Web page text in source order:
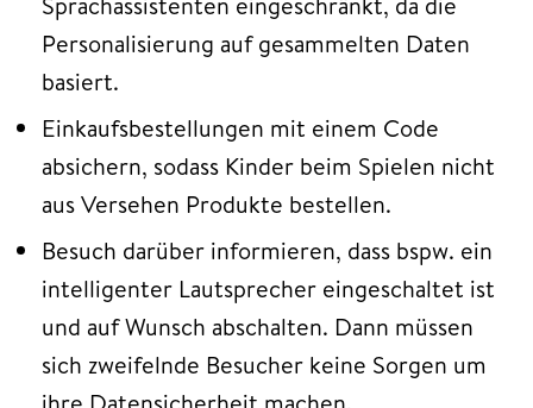
Personalisierung auf gesammelten Daten
basiert.
Einkaufsbestellungen mit einem Code
absichern, sodass Kinder beim Spielen nicht
aus Versehen Produkte bestellen.
Besuch darüber informieren, dass bspw. ein
intelligenter Lautsprecher eingeschaltet ist
und auf Wunsch abschalten. Dann müssen
sich zweifelnde Besucher keine Sorgen um